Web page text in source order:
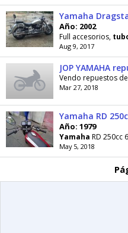
Yamaha
Año: 2002
Full accesorios,
Aug 9, 2017
JOP YAMAHA
Vendo repuestos de
Mar 27, 2018
Yamaha RD
Año: 1979
Yamaha RD 250cc 6
May 5, 2018